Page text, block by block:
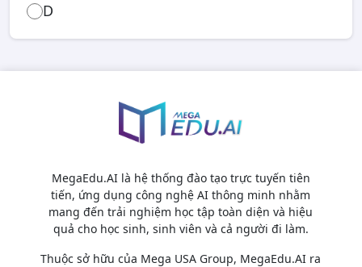
D
MegaEdu.AI là hệ thống đào tạo trực tuyến tiên
tiến, ứng dụng công nghệ AI thông minh nhằm
mang đến trải nghiệm học tập toàn diện và hiệu
quả cho học sinh, sinh viên và cả người đi làm.
Thuộc sở hữu của Mega USA Group, MegaEdu.AI ra